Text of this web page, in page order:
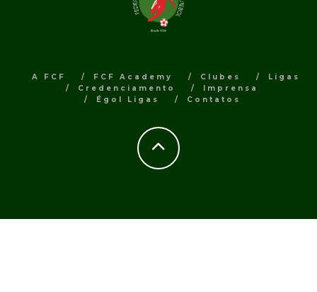
A FCF FCF Academy Clubes
Ligas
Credenciamento
Imprensa
Égol Ligas
Contatos